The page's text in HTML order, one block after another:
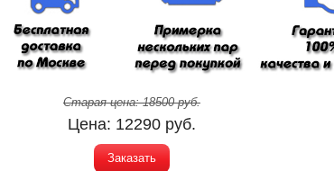
Старая цена:18500руб.
Цена: 12290 руб.
Заказать